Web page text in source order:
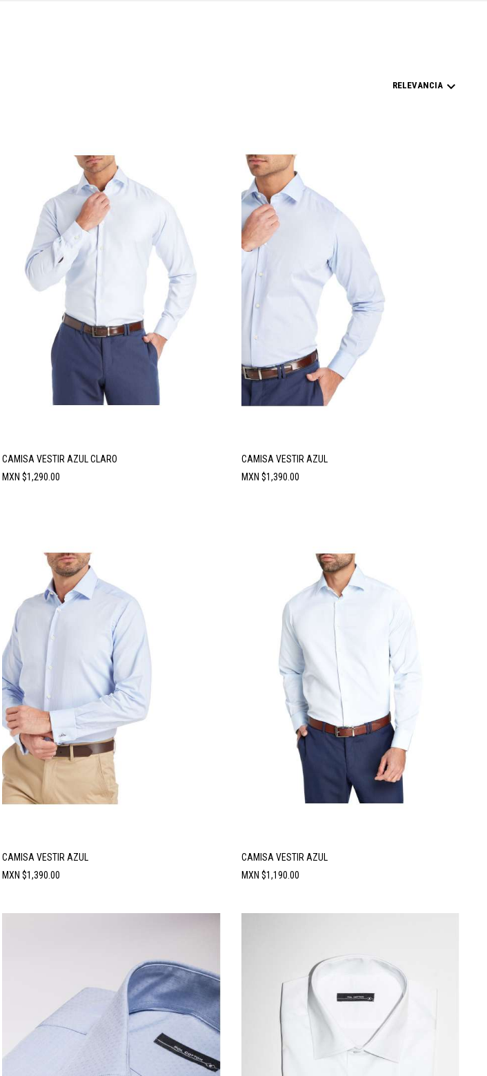
RELEVANCIA 
CAMISA VESTIR AZUL CLARO
Precio
MXN $1,290.00
CAMISA VESTIR AZUL
Precio
MXN $1,390.00
CAMISA VESTIR AZUL
Precio
MXN $1,390.00
CAMISA VESTIR AZUL
Precio
MXN $1,190.00